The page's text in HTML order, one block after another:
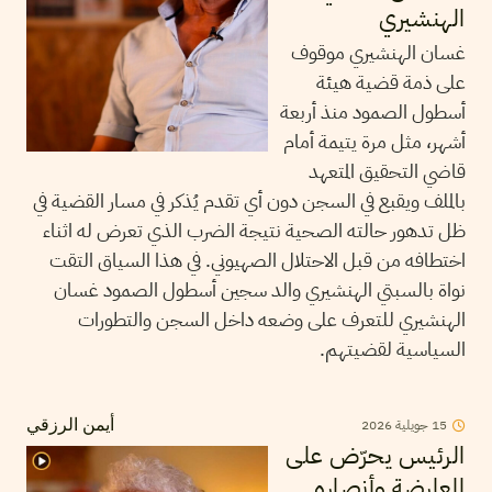
الهنشيري
غسان الهنشيري موقوف
على ذمة قضية هيئة
أسطول الصمود منذ أربعة
أشهر، مثل مرة يتيمة أمام
قاضي التحقيق المتعهد
بالملف ويقبع في السجن دون أي تقدم يُذكر في مسار القضية في
ظل تدهور حالته الصحية نتيجة الضرب الذي تعرض له اثناء
اختطافه من قبل الاحتلال الصهيوني. في هذا السياق التقت
نواة بالسبتي الهنشيري والد سجين أسطول الصمود غسان
الهنشيري للتعرف على وضعه داخل السجن والتطورات
السياسية لقضيتهم.
أيمن الرزقي 15 جويلية2026
الرئيس يحرّض على